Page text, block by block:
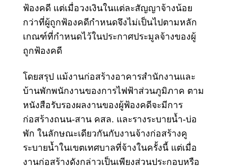
ฟ้องคดี แต่เมื่อวงเงินในแต่ละสัญญาจ้างน้อย
กว่าที่ผู้ถูกฟ้องคดีกําหนดจึงไม่เป็นไปตามหลัก
เกณฑ์ที่กําหนดไว้ในประกาศประมูลจ้างของผู้
ถูกฟ้องคดี
โดยสรุป แม้งานก่อสร้างอาคารสํานักงานและ
บ้านพักพนักงานของการไฟฟ้าส่วนภูมิภาค ตาม
หนังสือรับรองผลงานของผู้ฟ้องคดีจะมีการ
ก่อสร้างถนน-สาน คสล. และรางระบายน้ำ-บ่อ
พัก ในลักษณะเดียวกันกับงานจ้างก่อสร้างคู
ระบายน้ำในเขตเทศบาลที่จ้างในครั้งนี้ แต่เมื่อ
งานก่อสร้างดังกล่าวเป็นเพียงส่วนประกอบหรือ